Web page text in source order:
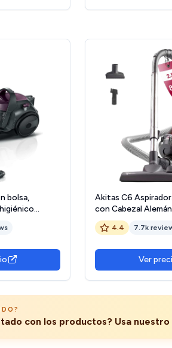
bolsa,
de la
Akitas C6
con Cabezal
800W Potente
para Suelos Duros y
4.4 7.7k
Ver
con los productos? Usa